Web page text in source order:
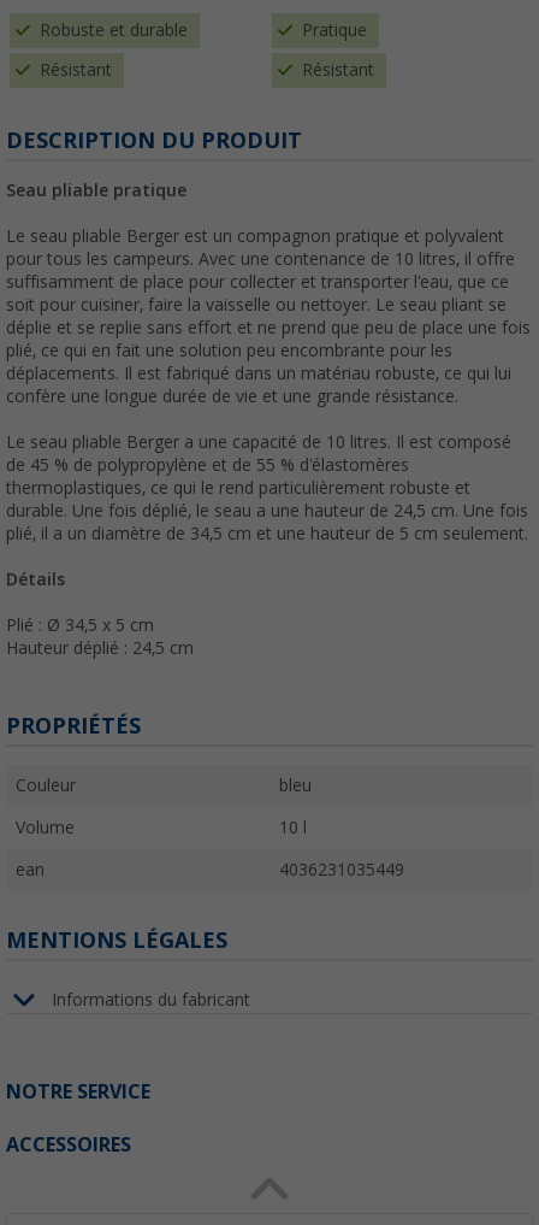
Robuste et durable Pratique
Résistant Résistant
DESCRIPTION DU PRODUIT
Seau pliable pratique
Le seau pliable Berger est un compagnon pratique et polyvalent
pour tous les campeurs. Avec une contenance de 10 litres, il offre
suffisamment de place pour collecter et transporter l'eau, que ce
soit pour cuisiner, faire la vaisselle ou nettoyer. Le seau pliant se
déplie et se replie sans effort et ne prend que peu de place une fois
plié, ce qui en fait une solution peu encombrante pour les
déplacements. Il est fabriqué dans un matériau robuste, ce qui lui
confère une longue durée de vie et une grande résistance.
Le seau pliable Berger a une capacité de 10 litres. Il est composé
de 45 % de polypropylène et de 55 % d'élastomères
thermoplastiques, ce qui le rend particulièrement robuste et
durable. Une fois déplié, le seau a une hauteur de 24,5 cm. Une fois
plié, il a un diamètre de 34,5 cm et une hauteur de 5 cm seulement.
Détails
Plié : Ø 34,5 x 5 cm
Hauteur déplié : 24,5 cm
PROPRIÉTÉS
Couleur bleu
Volume 10 l
ean 4036231035449
MENTIONS LÉGALES
Informations du fabricant
NOTRE SERVICE
ACCESSOIRES